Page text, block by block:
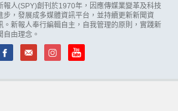
報人(SPY)創刊於1970年，因應傳媒業變革及科技
步，發展成多媒體資訊平台，並持續更新新聞資
。新報人奉行編輯自主，自我管理的原則，實踐新
自由理念。